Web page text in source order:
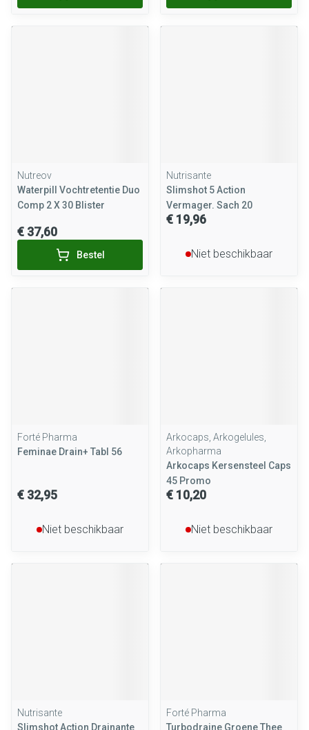
Nutreov
Waterpill Vochtretentie Duo
Comp 2 X 30 Blister
€ 37,60
Bestel
Nutrisante
Slimshot 5 Action
Vermager. Sach 20
€ 19,96
Niet beschikbaar
Forté Pharma
Feminae Drain+ Tabl 56
€ 32,95
Niet beschikbaar
Arkocaps, Arkogelules,
Arkopharma
Arkocaps Kersensteel Caps
45 Promo
€ 10,20
Niet beschikbaar
Nutrisante
Slimshot Action Drainante
Forté Pharma
Turbodraine Groene Thee